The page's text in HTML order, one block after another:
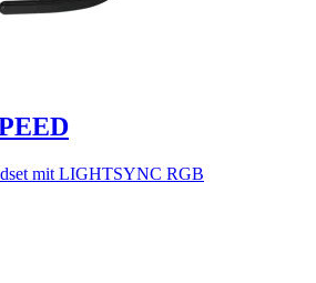
mit LIGHTSYNC RGB